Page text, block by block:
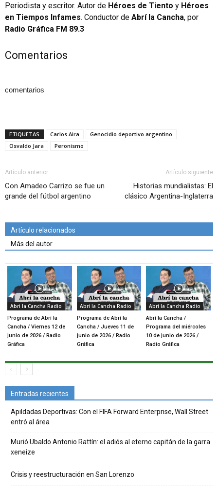
Periodista y escritor. Autor de Héroes de Tiento y Héroes
en Tiempos Infames. Conductor de Abrí la Cancha, por
Radio Gráfica FM 89.3
Comentarios
comentarios
ETIQUETAS Carlos Aira
Genocidio deportivo argentino
Osvaldo Jara
Peronismo
Artículo anterior
Con Amadeo Carrizo se fue un
grande del fútbol argentino
Artículo siguiente
Historias mundialistas: El
clásico Argentina-Inglaterra
Artículo relacionados
Más del autor
Abri la Cancha Radio
Programa de Abrí la
Cancha / Viernes 12 de
junio de 2026 / Radio
Gráfica
Abri la Cancha Radio
Programa de Abrí la
Cancha / Jueves 11 de
junio de 2026 / Radio
Gráfica
Abri la Cancha Radio
Abrí la Cancha /
Programa del miércoles
10 de junio de 2026 /
Radio Gráfica
Entradas recientes
Apildadas Deportivas: Con el FIFA Forward Enterprise, Wall Street
entró al área
Murió Ubaldo Antonio Rattín: el adiós al eterno capitán de la garra
xeneize
Crisis y reestructuración en San Lorenzo